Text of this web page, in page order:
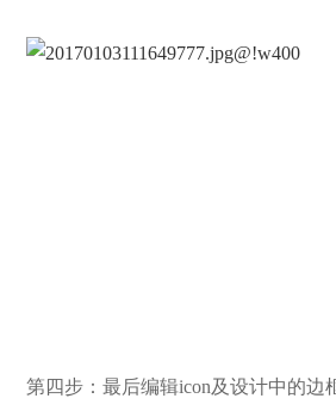
第四步：最后编辑icon及设计中的边